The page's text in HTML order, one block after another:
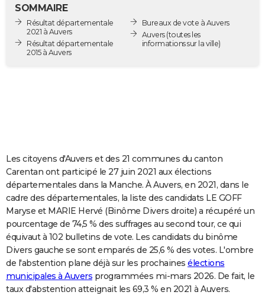
Destinations
City break
Voyage nature
Voyage de noces
Forum
Climat
GUIDES D'ACHAT
COPAINS D'AVANT
S'inscrire
Se connecter
Lycées
Collèges
Primaires
Universités
Entreprises
Service militaire
Avis de recherche
AVIS DE DÉCÈS
FORUM
Bricolage
Lifestyle
Culture
Sport
Auto
Television
Voyage
Cinema
SOMMAIRE
Résultat départementale
2021 à Auvers
Résultat départementale
2015 à Auvers
Bureaux de vote à Auvers
Auvers(toutes les
informations sur la ville)
Les citoyens d'Auvers et des 21 communes du canton
Carentan ont participé le 27 juin 2021 aux élections
départementales dans la Manche. À Auvers, en 2021, dans le
cadre des départementales, la liste des candidats LE GOFF
Maryse et MARIE Hervé (Binôme Divers droite) a récupéré un
pourcentage de 74,5 % des suffrages au second tour, ce qui
équivaut à 102 bulletins de vote. Les candidats du binôme
Divers gauche se sont emparés de 25,6 % des votes. L'ombre
de l'abstention plane déjà sur les prochaines élections
municipales à Auvers programmées mi-mars 2026. De fait, le
taux d'abstention atteignait les 69,3 % en 2021 à Auvers.